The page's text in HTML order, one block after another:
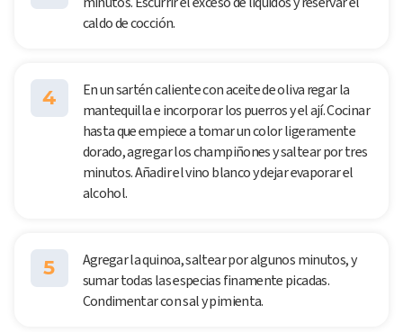
caldo de cocción.
4
En un sartén caliente con aceite de oliva regar la
mantequilla e incorporar los puerros y el ají. Cocinar
hasta que empiece a tomar un color ligeramente
dorado, agregar los champiñones y saltear por tres
minutos. Añadir el vino blanco y dejar evaporar el
alcohol.
5
Agregar la quinoa, saltear por algunos minutos, y
sumar todas las especias finamente picadas.
Condimentar con sal y pimienta.